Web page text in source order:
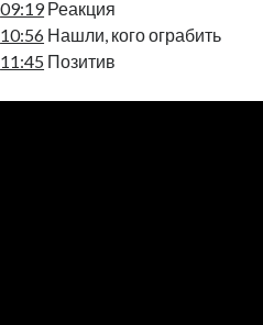
09:19Реакция
10:56 Нашли, кого ограбить
11:45 Позитив